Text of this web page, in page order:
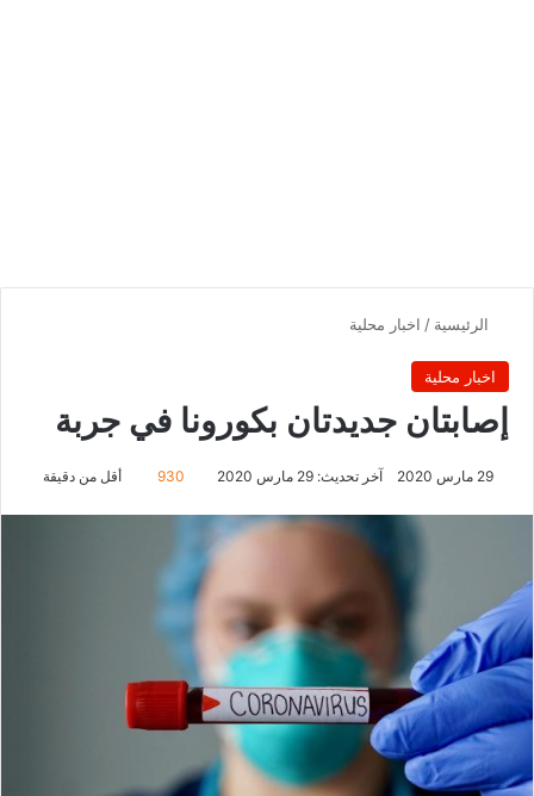
الرئيسية / اخبار محلية
اخبار محلية
إصابتان جديدتان بكورونا في جربة
29 مارس 2020 آخر تحديث: 29 مارس 2020 930 أقل من دقيقة